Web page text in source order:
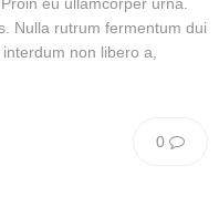
Nulla rutrum fermentum dui
non libero a,
0